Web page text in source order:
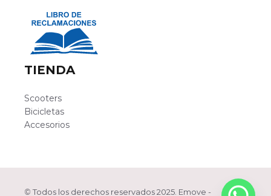
TIENDA
Scooters
Bicicletas
Accesorios
© Todos los derechos reservados 2025. Emove -